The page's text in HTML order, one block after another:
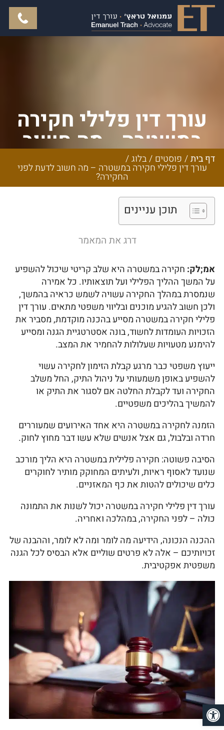
עורך דין פלילי חקירה
במשטרה - מה חשוב
לדעת לפני החקירה?דף בית/ פוסטים /בלוג/
עורך דין פלילי חקירה במשטרה – מה חשוב לדעת לפני
החקירה?
תוכן עניינים
דרג את המאמר
אמ;לק: חקירה במשטרה היא שלב קריטי שיכול להשפיע
על המשך ההליך הפלילי ועל תוצאותיו. כל אמירה
שנמסרת במהלך החקירה עשויה לשמש כראיה בהמשך,
ולכן חשוב להגיע מוכנים ובליווי משפטי מתאים. עורך דין
פלילי חקירה במשטרה מסייע בהכנה מוקדמת, מסביר את
הזכויות העומדות לחשוד, בונה אסטרטגיית הגנה ומסייע
להימנע מטעויות שעלולות להחמיר את המצב.
ייעוץ משפטי כבר מרגע קבלת הזימון לחקירה עשוי
להשפיע באופן משמעותי על ניהול התיק, החל משלב
החקירה ועד לקבלת החלטה אם לסגור את התיק או
להמשיך בהליכים משפטיים.
הזמנה לחקירה במשטרה היא אחד האירועים שמעוררים
חרדה ובלבול, גם אצל אנשים שלא עשו דבר מחוץ לחוק.
הסיבה פשוטה: חקירה פלילית במשטרה היא הליך מורכב
שנועד לאסוף ראיות, ולעיתים המחוקק מותיר לחוקרים
כלים שיכולים להטות את כף המאזניים.
עורך דין פלילי חקירה במשטרה יכול לשנות את התמונה
כולה – לפני החקירה, במהלכה ואחריה.
ההכנה הנכונה, הידיעה מה לומר ומה לא לומר, וההבנה של
זכויותיכם – אלה לא פרטים שוליים אלא הבסיס לכל הגנה
משפטית אפקטיבית.
פתח סרגל נגישות